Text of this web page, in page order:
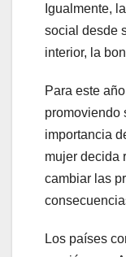
Igualmente,
social desde
interior, la
Para este
promoviendo
importancia
mujer decida
cambiar las
Los países